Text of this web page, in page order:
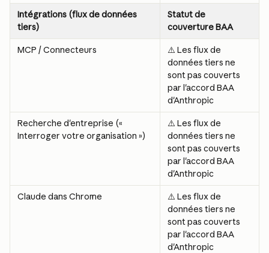
Intégrations (flux de données
tiers)
Statut de
couverture BAA
MCP / Connecteurs
⚠️ Les flux de
données tiers ne
sont pas couverts
par l'accord BAA
d'Anthropic
Recherche d'entreprise («
Interroger votre organisation »)
⚠️ Les flux de
données tiers ne
sont pas couverts
par l'accord BAA
d'Anthropic
Claude dans Chrome
⚠️ Les flux de
données tiers ne
sont pas couverts
par l'accord BAA
d'Anthropic